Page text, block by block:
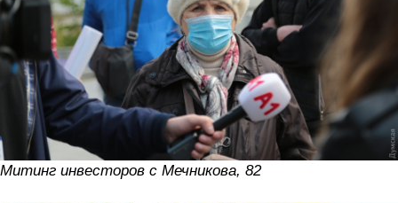
Митинг инвесторов с Мечникова, 82